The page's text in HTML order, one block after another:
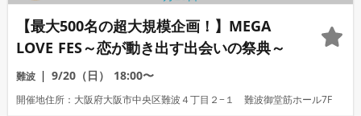
【最大500名の超大規模企画！】MEGA
LOVE FES～恋が動き出す出会いの祭典～
難波 9/20（日） 18:00〜
開催地住所：大阪府大阪市中央区難波４丁目２−１ 難波御堂筋ホール7F